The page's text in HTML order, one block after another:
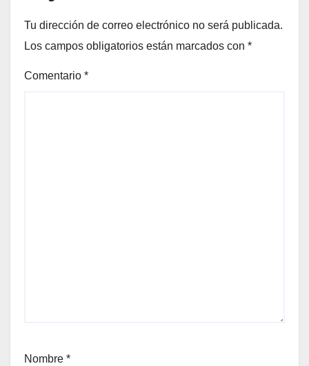
Tu dirección de correo electrónico no será publicada.
Los campos obligatorios están marcados con *
Comentario *
Nombre *